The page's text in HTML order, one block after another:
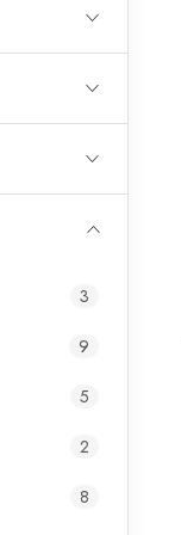
3
9
5
2
8